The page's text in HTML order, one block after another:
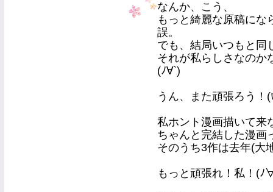
なんか、こう、
もっと綺麗な原稿に
誤。
でも、結局いつもと同
それが私らしさなのか
(ﾉ∀`)
うん、また頑張ろう！
私ホント漫画描いて来
ちゃんと完結した漫画
そのうち3作は去年(大
もっと頑張れ！私！(ﾉ